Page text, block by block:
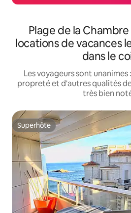
Plage de la
locations de vacances
dans le
Les voyageurs sont
propreté et d'autres qualités
très bien
Superhôte
Superhôte